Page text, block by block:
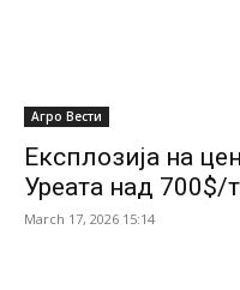
Агро Вести
Експлозија на
Уреата над 700$/
March 17, 2026 15:14